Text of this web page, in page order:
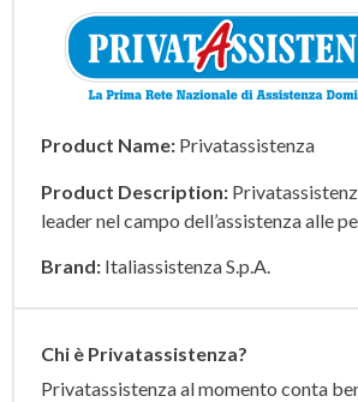
Product Name: Privatassistenza
Product Description:
leader nel campo dell’assistenza alle
Brand: Italiassistenza S.p.A.
Chi è Privatassistenza?
Privatassistenza al momento conta